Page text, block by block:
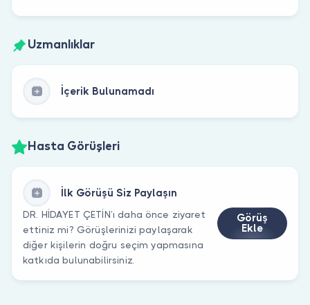
Uzmanlıklar
İçerik Bulunamadı
Hasta Görüşleri
İlk Görüşü Siz Paylaşın
DR. HİDAYET ÇETİN’ı daha önce ziyaret
ettiniz mi? Görüşlerinizi paylaşarak
diğer kişilerin doğru seçim yapmasına
katkıda bulunabilirsiniz.
Görüş
Ekle